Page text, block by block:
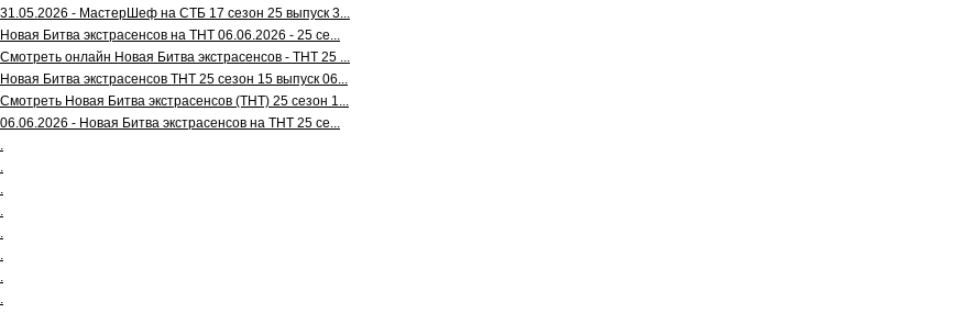
31.05.2026 - МастерШеф на СТБ 17 сезон 25 выпуск 3...
Новая Битва экстрасенсов на ТНТ 06.06.2026 - 25 се...
Смотреть онлайн Новая Битва экстрасенсов - ТНТ 25 ...
Новая Битва экстрасенсов ТНТ 25 сезон 15 выпуск 06...
Смотреть Новая Битва экстрасенсов (ТНТ) 25 сезон 1...
06.06.2026 - Новая Битва экстрасенсов на ТНТ 25 се...
.
.
.
.
.
.
.
.